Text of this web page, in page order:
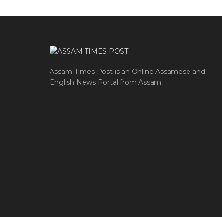
Assam Times Post is an Online Assamese and
English News Portal from Assam.